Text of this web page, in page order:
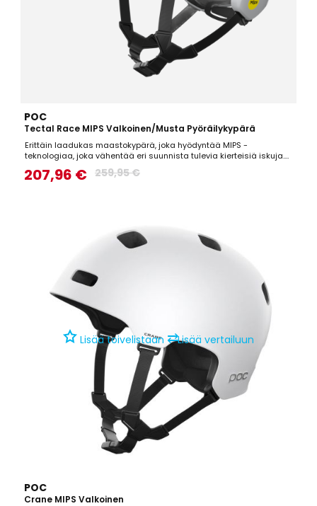
POC
Tectal Race MIPS Valkoinen/Musta Pyöräilykypärä
Erittäin laadukas maastokypärä, joka hyödyntää MIPS -
teknologiaa, joka vähentää eri suunnista tulevia kierteisiä iskuja.
Todella hyvin suojaava maastokypärä, joka on lisäksi mukava,
kevyt sekä hyvin ilmastoitu.Tekniset tiedot: Aramid-kuituverkko, joka
207,96 € 259,95 €
Lisää toivelistaan ⇄Lisää vertailuun
POC
Crane MIPS Valkoinen